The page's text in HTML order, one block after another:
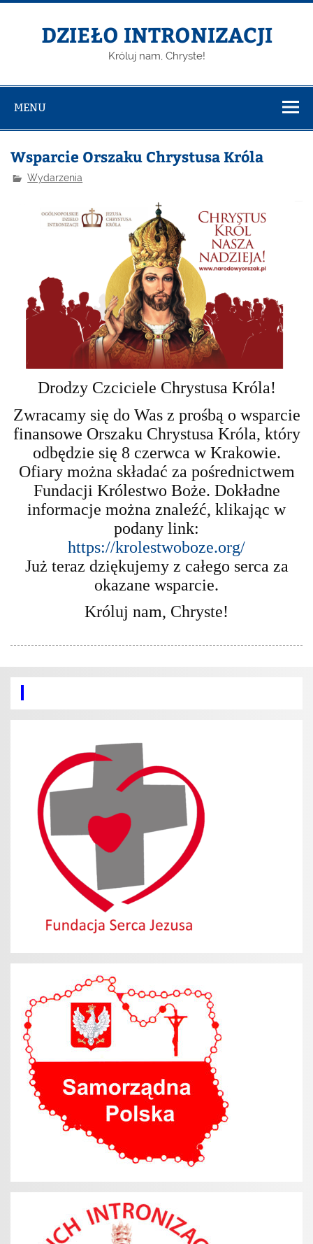
DZIEŁO INTRONIZACJI
Króluj nam, Chryste!
MENU
Wsparcie Orszaku Chrystusa Króla
Wydarzenia
Drodzy Czciciele Chrystusa Króla!
Zwracamy się do Was z prośbą o wsparcie
finansowe Orszaku Chrystusa Króla, który
odbędzie się 8 czerwca w Krakowie.
Ofiary można składać za pośrednictwem
Fundacji Królestwo Boże. Dokładne
informacje można znaleźć, klikając w
podany link:
https://krolestwoboze.org/
Już teraz dziękujemy z całego serca za
okazane wsparcie.
Króluj nam, Chryste!